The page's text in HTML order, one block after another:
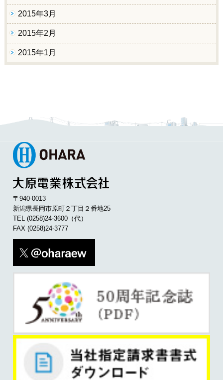
2015年3月
2015年2月
2015年1月
〒940-0013
新潟県長岡市原町２丁目２番地25
TEL(0258)24-3600 （代）
FAX (0258)24-3777